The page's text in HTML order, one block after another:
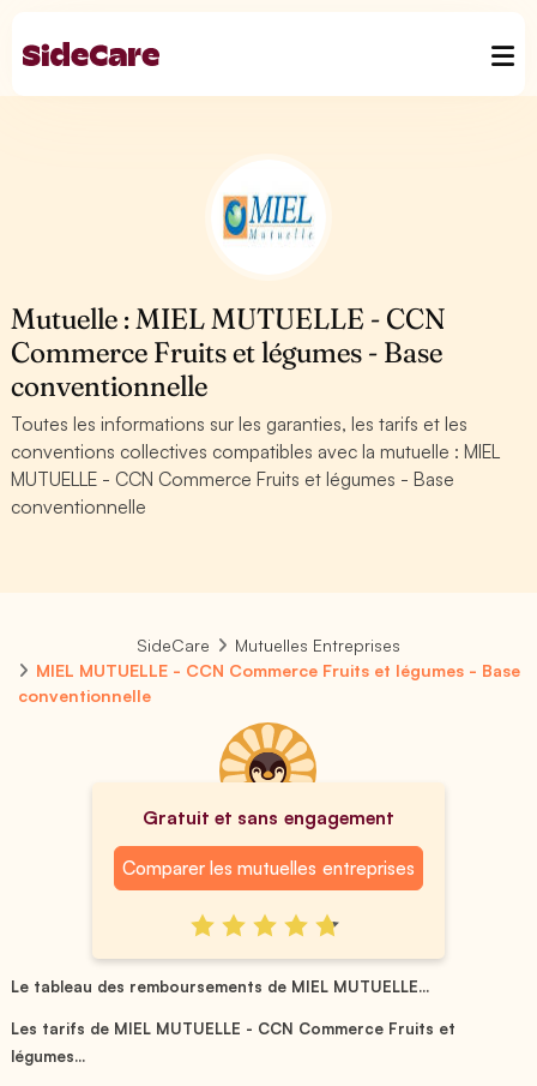
Mutuelle : MIEL MUTUELLE - CCN
Commerce Fruits et légumes - Base
conventionnelle
Toutes les informations sur les garanties, les tarifs et les
conventions collectives compatibles avec la mutuelle : MIEL
MUTUELLE - CCN Commerce Fruits et légumes - Base
conventionnelle
SideCare
Mutuelles Entreprises
MIEL MUTUELLE - CCN Commerce Fruits et légumes - Base
conventionnelle
Gratuit et sans engagement
Comparer les mutuelles entreprises
Le tableau des remboursements de MIEL MUTUELLE...
Les tarifs de MIEL MUTUELLE - CCN Commerce Fruits et
légumes...